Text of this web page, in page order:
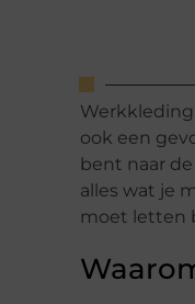
ook een
bent naar
alles wat je
moet letten